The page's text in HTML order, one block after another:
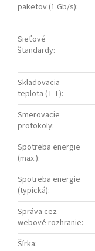
paketov (1 Gb/s):
Sieťové
štandardy:
Skladovacia
teplota (T-T):
Smerovacie
protokoly:
Spotreba energie
(max.):
Spotreba energie
(typická):
Správa cez
webové rozhranie:
Šírka: